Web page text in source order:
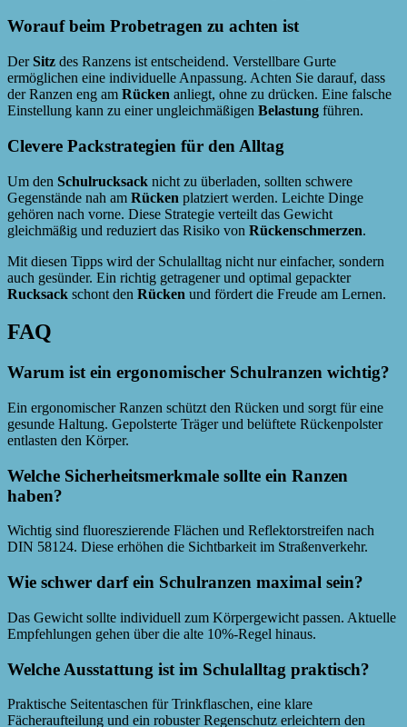
Worauf beim Probetragen zu achten ist
DerSitz des Ranzens ist entscheidend. Verstellbare Gurte
ermöglichen eine individuelle Anpassung. Achten Sie darauf, dass
der Ranzen eng am Rücken anliegt, ohne zu drücken. Eine falsche
Einstellung kann zu einer ungleichmäßigen Belastung führen.
Clevere Packstrategien für den Alltag
Um den Schulrucksack nicht zu überladen, sollten schwere
Gegenstände nah am Rücken platziert werden. Leichte Dinge
gehören nach vorne. Diese Strategie verteilt das Gewicht
gleichmäßig und reduziert das Risiko von Rückenschmerzen.
Mit diesen Tipps wird der Schulalltag nicht nur einfacher, sondern
auch gesünder. Ein richtig getragener und optimal gepackter
Rucksack schont den Rücken und fördert die Freude am Lernen.
FAQ
Warum ist ein ergonomischer Schulranzen wichtig?
Ein ergonomischer Ranzen schützt den Rücken und sorgt für eine
gesunde Haltung. Gepolsterte Träger und belüftete Rückenpolster
entlasten den Körper.
Welche Sicherheitsmerkmale sollte ein Ranzen
haben?
Wichtig sind fluoreszierende Flächen und Reflektorstreifen nach
DIN 58124. Diese erhöhen die Sichtbarkeit im Straßenverkehr.
Wie schwer darf ein Schulranzen maximal sein?
Das Gewicht sollte individuell zum Körpergewicht passen. Aktuelle
Empfehlungen gehen über die alte 10%-Regel hinaus.
Welche Ausstattung ist im Schulalltag praktisch?
Praktische Seitentaschen für Trinkflaschen, eine klare
Fächeraufteilung und ein robuster Regenschutz erleichtern den